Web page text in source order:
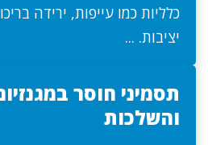
כלליות כמו עייפות, ירידה
יציבות. ...
תסמיני חוסר
והשלכות